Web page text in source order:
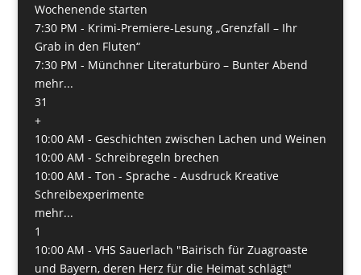
Wochenende starten
7:30 PM - Krimi-Premiere-Lesung „Grenzfall – Ihr
Grab in den Fluten“
7:30 PM - Münchner Literaturbüro – Bunter Abend
mehr...
31
+
10:00 AM - Geschichten zwischen Lachen und Weinen
10:00 AM - Schreibregeln brechen
10:00 AM - Ton - Sprache - Ausdruck Kreative
Schreibexperimente
mehr...
1
10:00 AM - VHS Sauerlach "Bairisch für Zuagroaste
und Bayern, deren Herz für die Heimat schlägt"